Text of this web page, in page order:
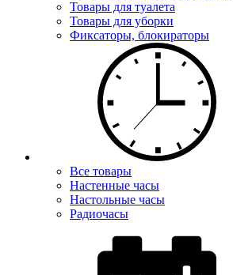
Товары для туалета
Товары для уборки
Фиксаторы, блокираторы
Все товары
Настенные часы
Настольные часы
Радиочасы